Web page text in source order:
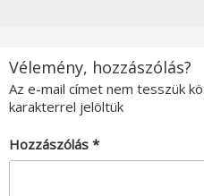
Vélemény, hozzászólás?
Az e-mail címet nem tesszük
karakterrel jelöltük
Hozzászólás *